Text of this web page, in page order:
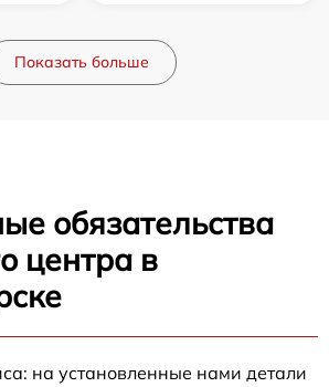
Показать больше
обязательства
центра в
на установленные нами детали